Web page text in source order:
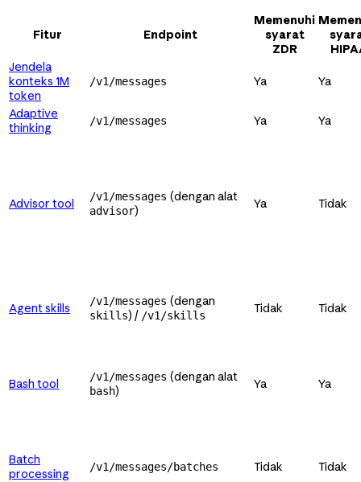
Fitur Endpoint
Memenuhi
syarat
ZDR
Jendela
konteks 1M
token
/v1/messages Ya Ya
Adaptive
thinking
/v1/messages Ya Ya
Advisor tool /v1/messages (dengan alat
advisor) Ya Tidak
Agent skills /v1/messages (dengan
skills) / /v1/skills Tidak Tidak
Bash tool /v1/messages (dengan alat
bash) Ya Ya
Batch
processing
/v1/messages/batches Tidak Tidak